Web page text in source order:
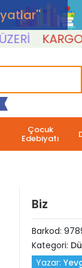
KARGO
Çocuk
Edebiyatı
Biz
Barkod:
Kategori:
Yazar: